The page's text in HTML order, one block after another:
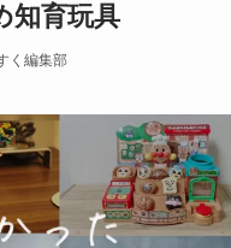
知育玩具
く編集部